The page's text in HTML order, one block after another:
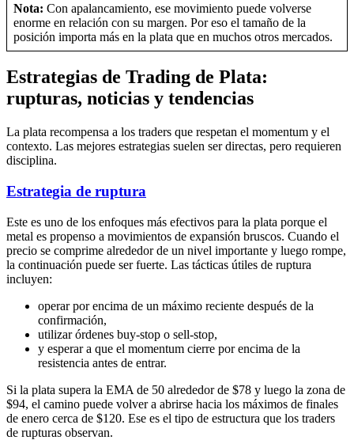
Nota: Con apalancamiento, ese movimiento puede volverse
enorme en relación con su margen. Por eso el tamaño de la
posición importa más en la plata que en muchos otros mercados.
Estrategias de Trading de Plata:
rupturas, noticias y tendencias
La plata recompensa a los traders que respetan el momentum y el
contexto. Las mejores estrategias suelen ser directas, pero requieren
disciplina.
Estrategia de ruptura
Este es uno de los enfoques más efectivos para la plata porque el
metal es propenso a movimientos de expansión bruscos. Cuando el
precio se comprime alrededor de un nivel importante y luego rompe,
la continuación puede ser fuerte. Las tácticas útiles de ruptura
incluyen:
operar por encima de un máximo reciente después de la
confirmación,
utilizar órdenes buy-stop o sell-stop,
y esperar a que el momentum cierre por encima de la
resistencia antes de entrar.
Si la plata supera la EMA de 50 alrededor de $78 y luego la zona de
$94, el camino puede volver a abrirse hacia los máximos de finales
de enero cerca de $120. Ese es el tipo de estructura que los traders
de rupturas observan.